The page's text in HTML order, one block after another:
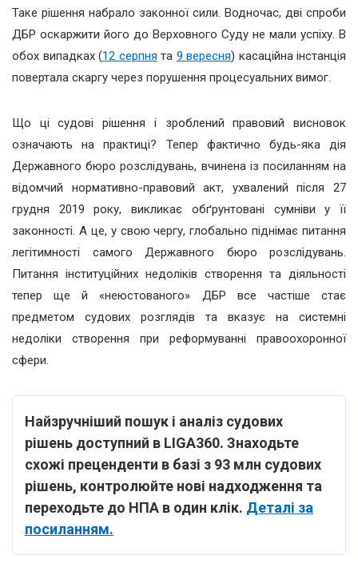
Таке рішення набрало законної сили. Водночас, дві спроби
ДБР оскаржити його до Верховного Суду не мали успіху. В
обох випадках (12 серпня та 9 вересня) касаційна інстанція
повертала скаргу через порушення процесуальних вимог.
Що ці судові рішення і зроблений правовий висновок
означають на практиці? Тепер фактично будь-яка дія
Державного бюро розслідувань, вчинена із посиланням на
відомчий нормативно-правовий акт, ухвалений після 27
грудня 2019 року, викликає обґрунтовані сумніви у її
законності. А це, у свою чергу, глобально піднімає питання
легітимності самого Державного бюро розслідувань.
Питання інституційних недоліків створення та діяльності
тепер ще й «неюстованого» ДБР все частіше стає
предметом судових розглядів та вказує на системні
недоліки створення при реформуванні правоохоронної
сфери.
Найзручніший пошук і аналіз судових
рішень доступний в LIGA360. Знаходьте
схожі преценденти в базі з 93 млн судових
рішень, контролюйте нові надходження та
переходьте до НПА в один клік. Деталі за
посиланням.